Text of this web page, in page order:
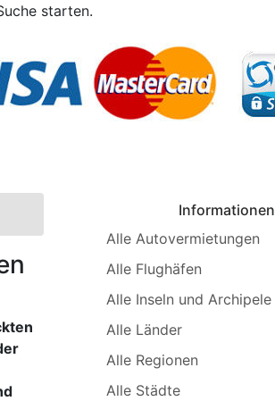
starten.
Informationen
Alle Autovermietungen
Alle Flughäfen
Alle Inseln und Archipele
Alle Länder
Alle Regionen
Alle Städte